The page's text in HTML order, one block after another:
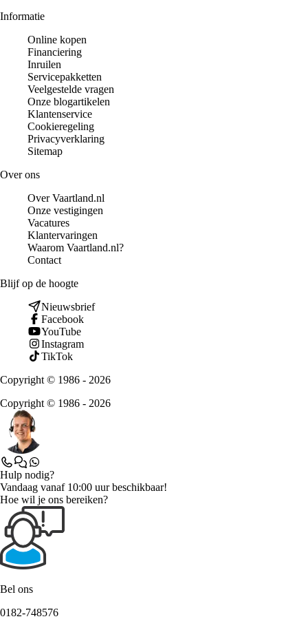
Informatie
Online kopen
Financiering
Inruilen
Servicepakketten
Veelgestelde vragen
Onze blogartikelen
Klantenservice
Cookieregeling
Privacyverklaring
Sitemap
Over ons
Over Vaartland.nl
Onze vestigingen
Vacatures
Klantervaringen
Waarom Vaartland.nl?
Contact
Blijf op de hoogte
Nieuwsbrief
Facebook
YouTube
Instagram
TikTok
Copyright © 1986 - 2026
Copyright © 1986 - 2026
Hulp nodig?
Vandaag vanaf 10:00 uur beschikbaar!
Hoe wil je ons bereiken?
Bel ons
0182-748576